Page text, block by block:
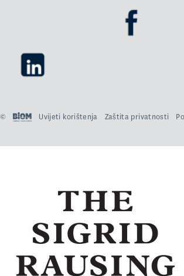
© Uvijeti korištenja Zaštita privatnosti